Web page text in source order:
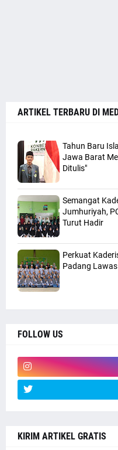
ARTIKEL TERBARU DI
Tahun Baru
Jawa Barat
Ditulis"
Semangat
Jumhuriyah,
Turut Hadir
Perkuat
Padang Lawas
FOLLOW US
KIRIM ARTIKEL GRATIS